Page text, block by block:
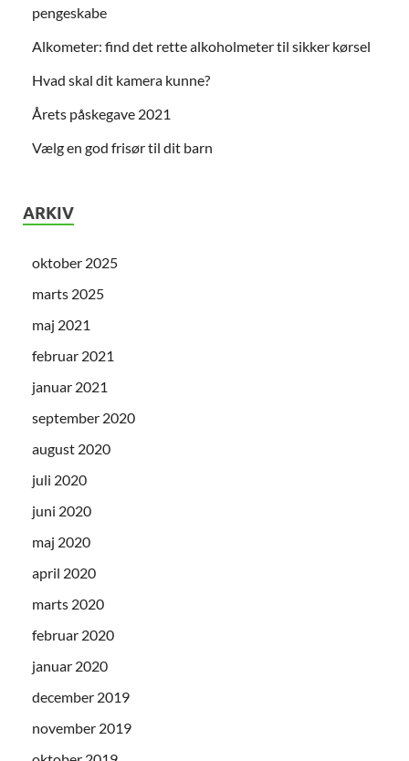
pengeskabe
Alkometer: find det rette alkoholmeter til sikker kørsel
Hvad skal dit kamera kunne?
Årets påskegave 2021
Vælg en god frisør til dit barn
ARKIV
oktober 2025
marts 2025
maj 2021
februar 2021
januar 2021
september 2020
august 2020
juli 2020
juni 2020
maj 2020
april 2020
marts 2020
februar 2020
januar 2020
december 2019
november 2019